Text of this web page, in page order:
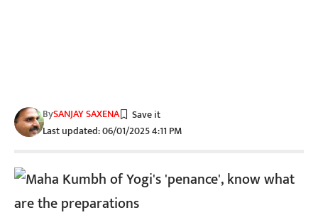
Last updated: 06/01/2025 4:11 PM
BySANJAY SAXENA